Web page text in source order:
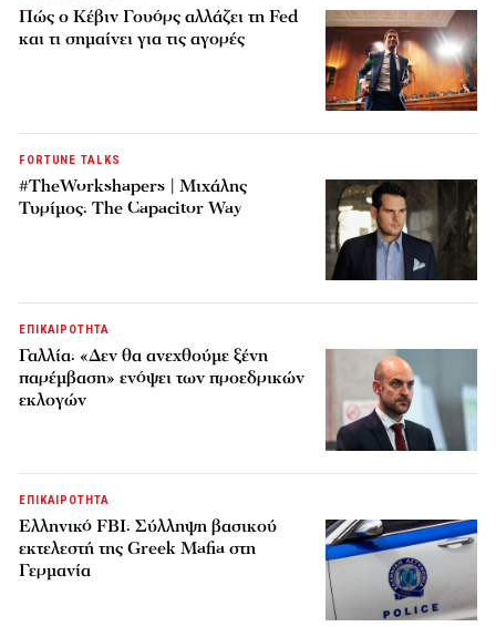
Πώς ο Κέβιν Γουόρς αλλάζει τη Fed
και τι σημαίνει για τις αγορές
FORTUNE TALKS
#TheWorkshapers | Μιχάλης
Τυρίμος: The Capacitor Way
ΕΠΙΚΑΙΡΟΤΗΤΑ
Γαλλία: «Δεν θα ανεχθούμε ξένη
παρέμβαση» ενόψει των προεδρικών
εκλογών
ΕΠΙΚΑΙΡΟΤΗΤΑ
Ελληνικό FBI: Σύλληψη βασικού
εκτελεστή της Greek Mafia στη
Γερμανία